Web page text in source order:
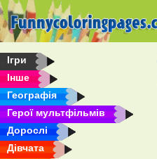
Ігри
Інше
Географія
Герої мультфільмів
Дорослі
Дівчата